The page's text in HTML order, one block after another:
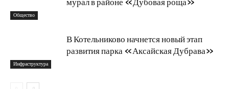
Общество
Инфраструктура
В Котельниково начнется новый этап
развития парка «Аксайская Дубрава»